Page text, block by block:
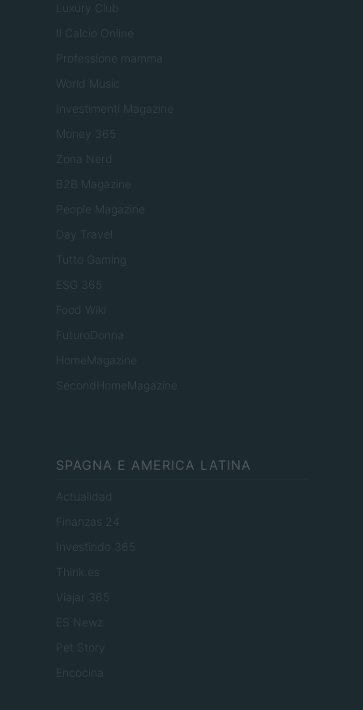
Luxury Club
Il Calcio Online
Professione mamma
World Music
Investimenti Magazine
Money 365
Zona Nerd
B2B Magazine
People Magazine
Day Travel
Tutto Gaming
ESG 365
Food Wiki
FuturoDonna
HomeMagazine
SecondHomeMagazine
SPAGNA E AMERICA LATINA
Actualidad
Finanzas 24
Investindo 365
Think.es
Viajar 365
ES Newz
Pet Story
Encocina